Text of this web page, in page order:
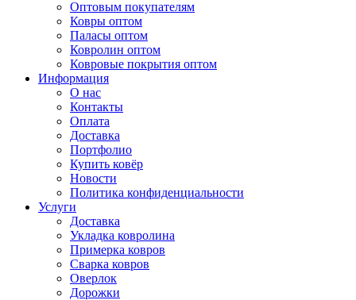
Оптовым покупателям
Ковры оптом
Паласы оптом
Ковролин оптом
Ковровые покрытия оптом
Информация
О нас
Контакты
Оплата
Доставка
Портфолио
Купить ковёр
Новости
Политика конфиденциальности
Услуги
Доставка
Укладка ковролина
Примерка ковров
Сварка ковров
Оверлок
Дорожки